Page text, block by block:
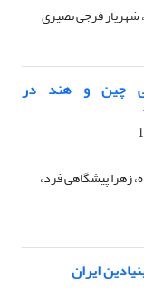
شهریار فرجی نصیری
چین و هند در
زهرا پیشگاهی فرد،
ایران